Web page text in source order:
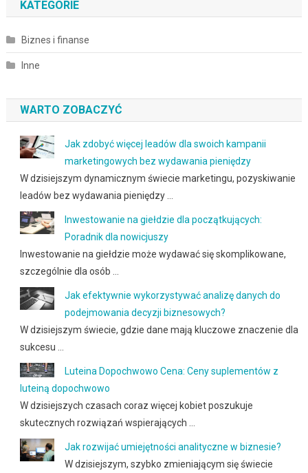
KATEGORIE
Biznes i finanse
Inne
WARTO ZOBACZYĆ
Jak zdobyć więcej leadów dla swoich kampanii
marketingowych bez wydawania pieniędzy
W dzisiejszym dynamicznym świecie marketingu, pozyskiwanie
leadów bez wydawania pieniędzy …
Inwestowanie na giełdzie dla początkujących:
Poradnik dla nowicjuszy
Inwestowanie na giełdzie może wydawać się skomplikowane,
szczególnie dla osób …
Jak efektywnie wykorzystywać analizę danych do
podejmowania decyzji biznesowych?
W dzisiejszym świecie, gdzie dane mają kluczowe znaczenie dla
sukcesu …
Luteina Dopochwowo Cena: Ceny suplementów z
luteiną dopochwowo
W dzisiejszych czasach coraz więcej kobiet poszukuje
skutecznych rozwiązań wspierających …
Jak rozwijać umiejętności analityczne w biznesie?
W dzisiejszym, szybko zmieniającym się świecie